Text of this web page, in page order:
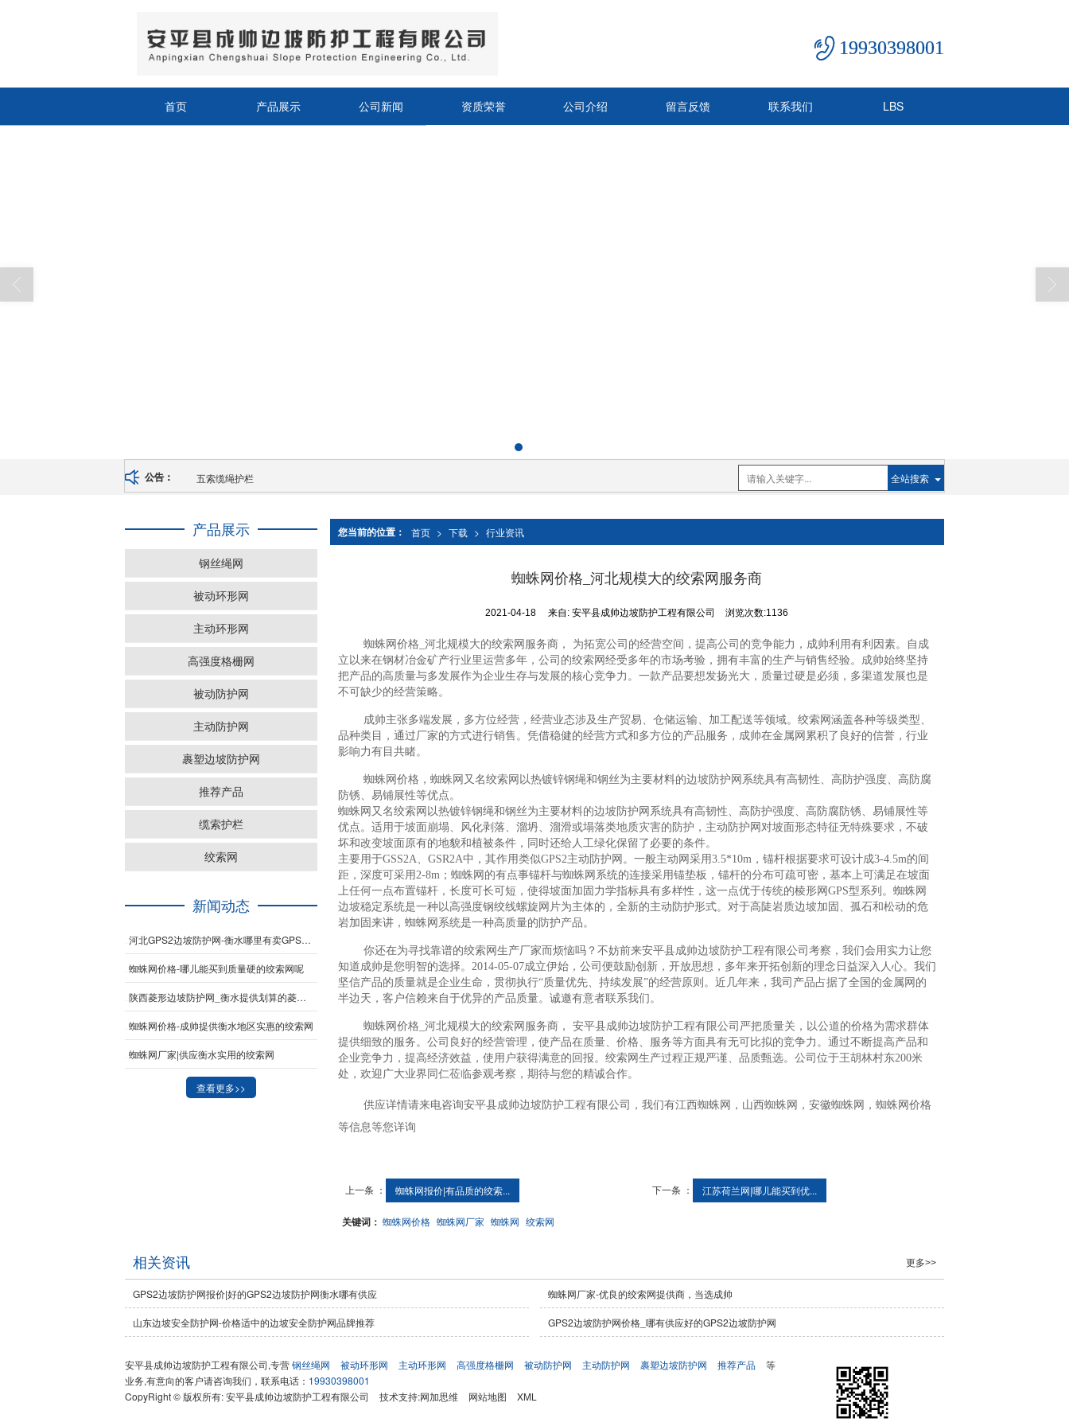
19930398001
首页 产品展示 公司新闻 资质荣誉 公司介绍 留言反馈 联系我们 LBS
公告： 五索缆绳护栏 全站搜索
您当前的位置： 首页 > 下载 > 行业资讯
蜘蛛网价格_河北规模大的绞索网服务商
2021-04-18 来自:安平县成帅边坡防护工程有限公司 浏览次数:1136
蜘蛛网价格_河北规模大的绞索网服务商， 为拓宽公司的经营空间，提高公司的竞争能力，成帅利用有利因素。自成
立以来在钢材冶金矿产行业里运营多年，公司的绞索网经受多年的市场考验，拥有丰富的生产与销售经验。成帅始终坚持
把产品的高质量与多发展作为企业生存与发展的核心竞争力。一款产品要想发扬光大，质量过硬是必须，多渠道发展也是
不可缺少的经营策略。
成帅主张多端发展，多方位经营，经营业态涉及生产贸易、仓储运输、加工配送等领域。绞索网涵盖各种等级类型、
品种类目，通过厂家的方式进行销售。凭借稳健的经营方式和多方位的产品服务，成帅在金属网累积了良好的信誉，行业
影响力有目共睹。
蜘蛛网价格，蜘蛛网又名绞索网以热镀锌钢绳和钢丝为主要材料的边坡防护网系统具有高韧性、高防护强度、高防腐
防锈、易铺展性等优点。
蜘蛛网又名绞索网以热镀锌钢绳和钢丝为主要材料的边坡防护网系统具有高韧性、高防护强度、高防腐防锈、易铺展性等
优点。适用于坡面崩塌、风化剥落、溜坍、溜滑或塌落类地质灾害的防护，主动防护网对坡面形态特征无特殊要求，不破
坏和改变坡面原有的地貌和植被条件，同时还给人工绿化保留了必要的条件。
主要用于GSS2A、GSR2A中，其作用类似GPS2主动防护网。一般主动网采用3.5*10m，锚杆根据要求可设计成3-4.5m的间
距，深度可采用2-8m；蜘蛛网的有点事锚杆与蜘蛛网系统的连接采用锚垫板，锚杆的分布可疏可密，基本上可满足在坡面
上任何一点布置锚杆，长度可长可短，使得坡面加固力学指标具有多样性，这一点优于传统的棱形网GPS型系列。蜘蛛网
边坡稳定系统是一种以高强度钢绞线螺旋网片为主体的，全新的主动防护形式。对于高陡岩质边坡加固、孤石和松动的危
岩加固来讲，蜘蛛网系统是一种高质量的防护产品。
你还在为寻找靠谱的绞索网生产厂家而烦恼吗？不妨前来安平县成帅边坡防护工程有限公司考察，我们会用实力让您
知道成帅是您明智的选择。2014-05-07成立伊始，公司便鼓励创新，开放思想，多年来开拓创新的理念日益深入人心。我们
坚信产品的质量就是企业生命，贯彻执行“质量优先、持续发展”的经营原则。近几年来，我司产品占据了全国的金属网的
半边天，客户信赖来自于优异的产品质量。诚邀有意者联系我们。
蜘蛛网价格_河北规模大的绞索网服务商， 安平县成帅边坡防护工程有限公司严把质量关，以公道的价格为需求群体
提供细致的服务。公司良好的经营管理，使产品在质量、价格、服务等方面具有无可比拟的竞争力。通过不断提高产品和
企业竞争力，提高经济效益，使用户获得满意的回报。绞索网生产过程正规严谨、品质甄选。公司位于王胡林村东200米
处，欢迎广大业界同仁莅临参观考察，期待与您的精诚合作。
供应详情请来电咨询安平县成帅边坡防护工程有限公司，我们有江西蜘蛛网，山西蜘蛛网，安徽蜘蛛网，蜘蛛网价格
等信息等您详询
上一条 ： 蜘蛛网报价|有品质的绞索... 下一条 ： 江苏荷兰网|哪儿能买到优...
关键词： 蜘蛛网价格 蜘蛛网厂家 蜘蛛网 绞索网
产品展示
钢丝绳网
被动环形网
主动环形网
高强度格栅网
被动防护网
主动防护网
裹塑边坡防护网
推荐产品
缆索护栏
绞索网
新闻动态
河北GPS2边坡防护网-衡水哪里有卖GPS2边坡防护网
蜘蛛网价格-哪儿能买到质量硬的绞索网呢
陕西菱形边坡防护网_衡水提供划算的菱形边坡防护网
蜘蛛网价格-成帅提供衡水地区实惠的绞索网
蜘蛛网厂家|供应衡水实用的绞索网
查看更多>>
相关资讯 更多>>
GPS2边坡防护网报价|好的GPS2边坡防护网衡水哪有供应 蜘蛛网厂家-优良的绞索网提供商，当选成帅
山东边坡安全防护网-价格适中的边坡安全防护网品牌推荐 GPS2边坡防护网价格_哪有供应好的GPS2边坡防护网
安平县成帅边坡防护工程有限公司,专营钢丝绳网 被动环形网 主动环形网 高强度格栅网 被动防护网 主动防护网 裹塑边坡防护网 推荐产品
等
业务,有意向的客户请咨询我们，联系电话： 19930398001
CopyRight © 版权所有:安平县成帅边坡防护工程有限公司 技术支持:网加思维 网站地图 XML